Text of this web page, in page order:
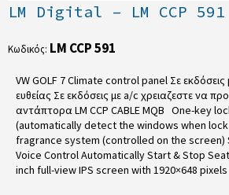
LM Digital – LM CCP 591
Κωδικός: LM CCP 591
VW GOLF 7 Climate control panel Σε
ευθείας Σε εκδόσεις με a/c χρειαζεστε να
αντάπτορα LM CCP CABLE MQB One-key
(automatically detect the windows when
fragrance system (controlled on the screen)
Voice Control Automatically Start & Stop
inch full-view IPS screen with 1920×648